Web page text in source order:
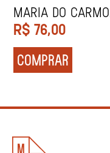
Maria do Carmo
Ferreira
R$ 76,00
COMPRAR